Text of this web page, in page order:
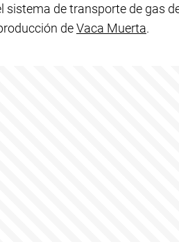
sistema de transporte de gas
deVaca Muerta.